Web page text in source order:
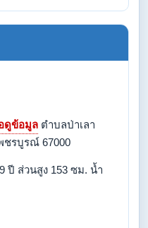
ดูข้อมูล ตำบลป่าเลา
ชรบูรณ์ 67000
ปี ส่วนสูง 153 ซม. น้ำ